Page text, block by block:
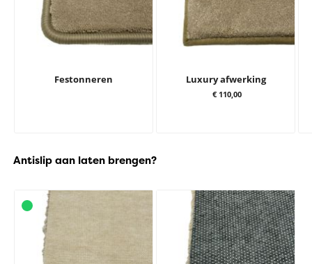
Festonneren Luxury afwerking
€ 110,00
Antislip aan laten brengen?